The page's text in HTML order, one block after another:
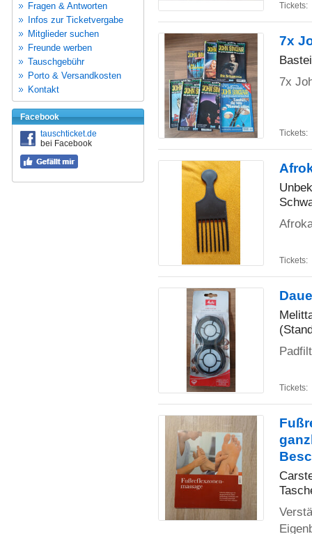
Fragen & Antworten
Infos zur Ticketvergabe
Mitglieder suchen
Freunde werben
Tauschgebühr
Porto & Versandkosten
Kontakt
Facebook
tauschticket.de
bei Facebook
Tickets:
7x
Bastei
7x
Tickets:
Tickets:
Tickets: